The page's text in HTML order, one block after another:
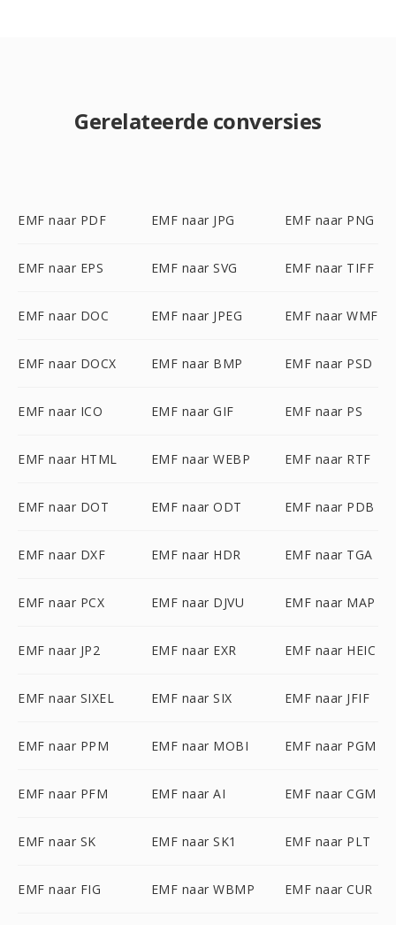
Gerelateerde conversies
EMF naar PDF EMF naar JPG EMF naar PNG
EMF naar EPS EMF naar SVG EMF naar TIFF
EMF naar DOC EMF naar JPEG EMF naar WMF
EMF naar DOCX EMF naar BMP EMF naar PSD
EMF naar ICO EMF naar GIF EMF naar PS
EMF naar HTML EMF naar WEBP EMF naar RTF
EMF naar DOT EMF naar ODT EMF naar PDB
EMF naar DXF EMF naar HDR EMF naar TGA
EMF naar PCX EMF naar DJVU EMF naar MAP
EMF naar JP2 EMF naar EXR EMF naar HEIC
EMF naar SIXEL EMF naar SIX EMF naar JFIF
EMF naar PPM EMF naar MOBI EMF naar PGM
EMF naar PFM EMF naar AI EMF naar CGM
EMF naar SK EMF naar SK1 EMF naar PLT
EMF naar FIG EMF naar WBMP EMF naar CUR